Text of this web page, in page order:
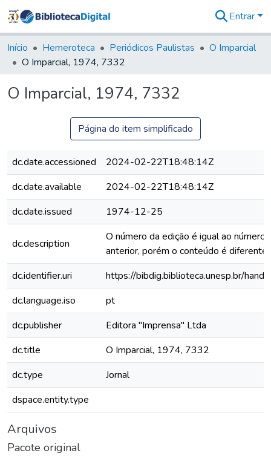
&
Coleções
Tudo na
Digital
Entrar
Início Hemeroteca Periódicos Paulistas
O Imparcial
O Imparcial, 1974, 7332
O Imparcial, 1974, 7332
Página do item simplificado
dc.date.accessioned
2024-02-22T18:48:14Z
dc.date.available
2024-02-22T18:48:14Z
dc.date.issued
1974-12-25
dc.description
O número da edição é igual ao número
anterior, porém o conteúdo é diferente.
dc.identifier.uri
https://bibdig.biblioteca.unesp.br/
dc.language.iso
pt
dc.publisher
Editora "Imprensa" Ltda
dc.title
O Imparcial, 1974, 7332
dc.type
Jornal
dspace.entity.type
Arquivos
Pacote original